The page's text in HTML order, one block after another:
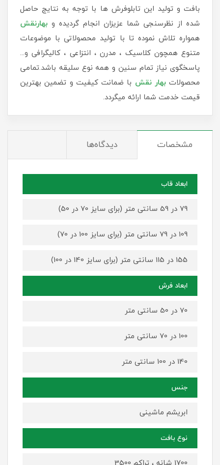
بافت و تولید این تابلوفرش ها با توجه به نتایج حاصل
شده از نظرسنجی شما عزیزان انجام گردیده و بهارنقش
همواره تلاش نموده تا با تولید محصولاتی با موضوعات
متنوع همچون کلاسیک ، مدرن ، انتزاعی ، کالیگرافی و...
پاسخگوی نیاز تمام سنین و همه نوع سلیقه باشد.تمامی
محصولاتبهار نقش با ضمانت کیفیت و تضمین بهترین
قیمت خدمت شما ارائه میگردد.
مشخصات دیدگاه‌ها
ابعاد قاب
79 در 59 سانتی متر (برای سایز 70 در 50)
109 در 79 سانتی متر (برای سایز 100 در 70)
155 در 115 سانتی متر (برای سایز 140 در 100)
ابعاد فرش
70 در 50 سانتی متر
100 در 70 سانتی متر
140 در 100 سانتی متر
جنس
ابریشم ماشینی
نوع بافت